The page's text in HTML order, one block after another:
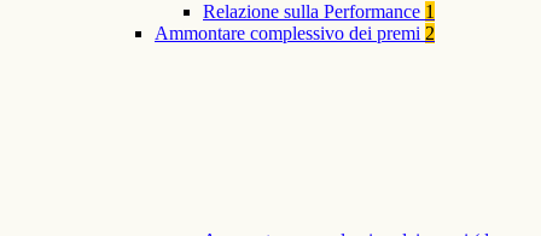
Relazione sulla Performance 1
Ammontare complessivo dei premi 2